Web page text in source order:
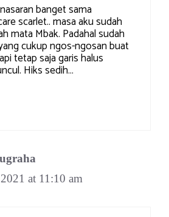
banget sama
scarlet.. masa aku sudah
mata Mbak. Padahal sudah
cukup ngos-ngosan buat
tetap saja garis halus
Hiks sedih…
at 11:10 am